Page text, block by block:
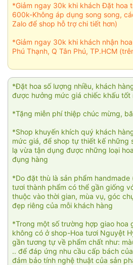
*Giảm ngay 30k khi khách Đặt hoa
600k-Không áp dụng song song,
Zalo để shop hỗ trợ chi tiết hơn)
*Giảm ngay 30k khi khách nhận
Phú Thạnh, Q Tân Phú, TP.HCM
*Đặt hoa số lượng nhiều, khách
được hưởng mức giá chiếc khấu tốt
*Tặng miễn phí thiệp chúc mừng,
*Shop khuyến khích quý khách
mức giá, để shop tự thiết kế những
lạ vừa tận dụng được những loại
đụng hàng
*Do đặt thù là sản phẩm
tươi thành phẩm có thể gần giống
thuộc vào thời gian, mùa vụ, góc
đẹp riêng của mỗi khách hàng
*Trong một số trường hợp giao hoa
không có ở shop-Hoa tươi Nguyệt
gần tương tự về phẩm chất như:
.. để đáp ứng nhu cầu cấp bách
đảm bảo tính nghệ thuật của sản